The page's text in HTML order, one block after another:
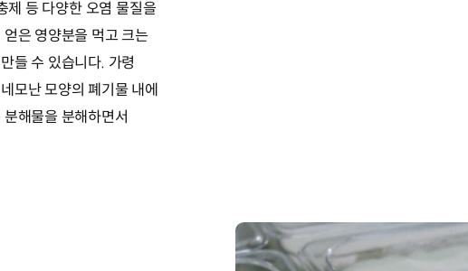
제 등 다양한 오염 물질을
은 영양분을 먹고 크는
들 수 있습니다. 가령
모난 모양의 폐기물 내에
해물을 분해하면서